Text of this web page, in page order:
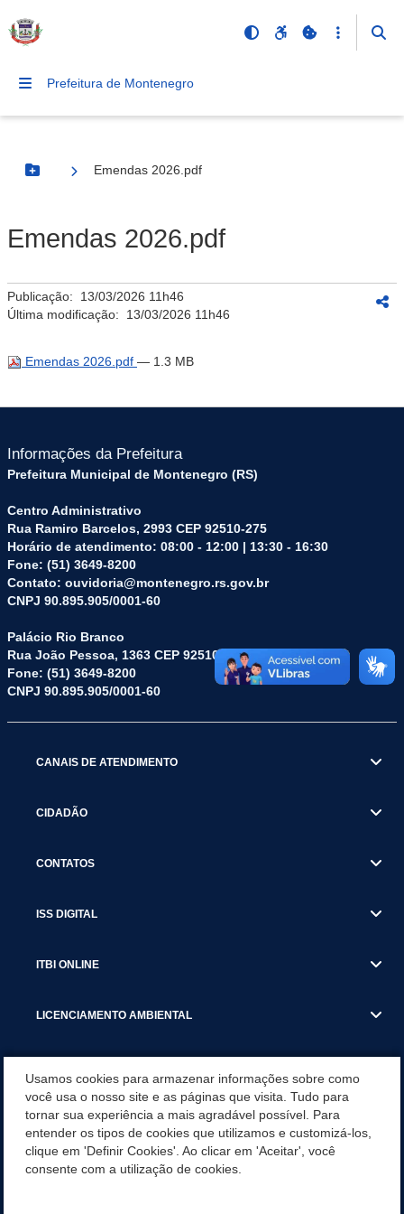
Prefeitura de Montenegro
Botão Menu
Emendas 2026.pdf
Emendas 2026.pdf
Publicação: 13/03/2026 11h46
Última modificação: 13/03/2026 11h46
Emendas 2026.pdf — 1.3 MB
Informações da Prefeitura
Prefeitura Municipal de Montenegro (RS)
Centro Administrativo
Rua Ramiro Barcelos, 2993 CEP 92510-275
Horário de atendimento: 08:00 - 12:00 | 13:30 - 16:30
Fone: (51) 3649-8200
Contato: ouvidoria@montenegro.rs.gov.br
CNPJ 90.895.905/0001-60
Palácio Rio Branco
Rua João Pessoa, 1363 CEP 92510-045
Fone: (51) 3649-8200
CNPJ 90.895.905/0001-60
CANAIS DE ATENDIMENTO
CIDADÃO
CONTATOS
ISS DIGITAL
ITBI ONLINE
LICENCIAMENTO AMBIENTAL
SERVIÇOS
SERVIÇOS DO DEPARTAMENTO DE RECEITA MUNICIPAL
Usamos cookies para armazenar informações sobre como
você usa o nosso site e as páginas que visita. Tudo para
tornar sua experiência a mais agradável possível. Para
entender os tipos de cookies que utilizamos e customizá-los,
clique em 'Definir Cookies'. Ao clicar em 'Aceitar', você
consente com a utilização de cookies.